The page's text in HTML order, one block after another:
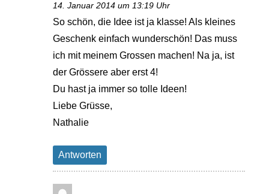
14. Januar 2014 um 13:19 Uhr
So schön, die Idee ist ja klasse! Als kleines
Geschenk einfach wunderschön! Das muss
ich mit meinem Grossen machen! Na ja, ist
der Grössere aber erst 4!
Du hast ja immer so tolle Ideen!
Liebe Grüsse,
Nathalie
Antworten